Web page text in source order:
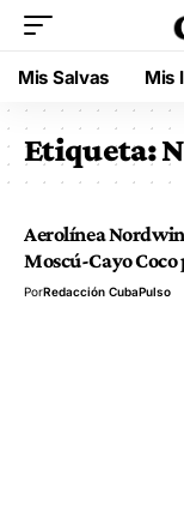
Mis Salvas Mis
Etiqueta:
Aerolínea
Moscú-Cayo
PorRedacción CubaPulso